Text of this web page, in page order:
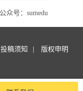
公众号：sumedu
投稿须知 版权申明
权所有苏ICP备14047127号-16